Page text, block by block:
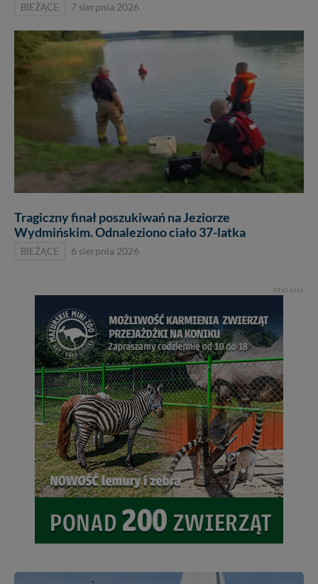
BIEŻĄCE 7 sierpnia 2026
Tragiczny finał poszukiwań na Jeziorze
Wydmińskim. Odnaleziono ciało 37-latka
BIEŻĄCE 6 sierpnia 2026
REKLAMA